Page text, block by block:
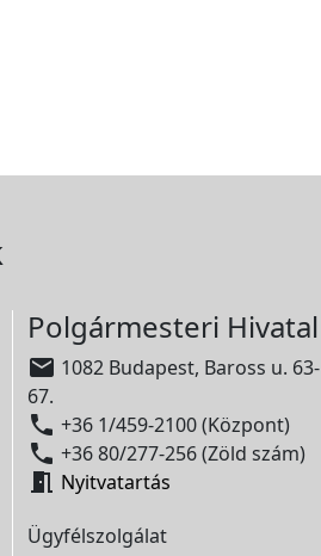
Polgármesteri Hivatal
 1082 Budapest, Baross u. 63-
67.
 +36 1/459-2100 (Központ)
 +36 80/277-256 (Zöld szám)
 Nyitvatartás
Ügyfélszolgálat